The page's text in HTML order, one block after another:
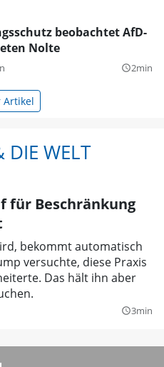
beobachtet AfD-
Nolte
query_builder2min
Artikel
DIE WELT
für Beschränkung
bekommt automatisch
versuchte, diese Praxis
Das hält ihn aber
query_builder3min